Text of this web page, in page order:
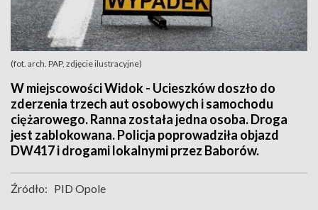
(fot. arch. PAP, zdjęcie ilustracyjne)
W miejscowości Widok - Ucieszków doszło do
zderzenia trzech aut osobowych i samochodu
ciężarowego. Ranna została jedna osoba. Droga
jest zablokowana. Policja poprowadziła objazd
DW417 i drogami lokalnymi przez Baborów.
Źródło: PID Opole